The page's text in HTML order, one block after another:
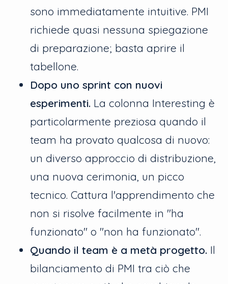
sono immediatamente intuitive. PMI
richiede quasi nessuna spiegazione
di preparazione; basta aprire il
tabellone.
Dopo uno sprint con nuovi
esperimenti. La colonna Interesting è
particolarmente preziosa quando il
team ha provato qualcosa di nuovo:
un diverso approccio di distribuzione,
una nuova cerimonia, un picco
tecnico. Cattura l'apprendimento che
non si risolve facilmente in "ha
funzionato" o "non ha funzionato".
Quando il team è a metà progetto. Il
bilanciamento di PMI tra ciò che